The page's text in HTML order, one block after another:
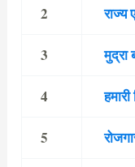
2 राज्य
3
4
5